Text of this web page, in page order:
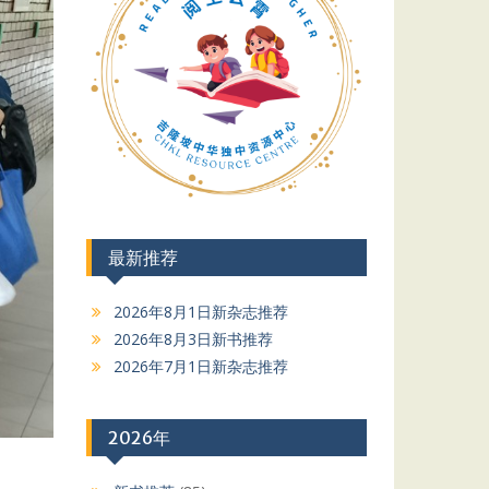
最新推荐
2026年8月1日新杂志推荐
2026年8月3日新书推荐
2026年7月1日新杂志推荐
2026年